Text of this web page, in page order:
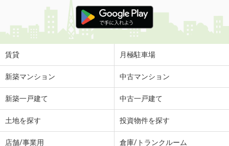
賃貸 月極駐車場
新築マンション 中古マンション
新築一戸建て 中古一戸建て
土地を探す 投資物件を探す
店舗/事業用 倉庫/トランクルーム